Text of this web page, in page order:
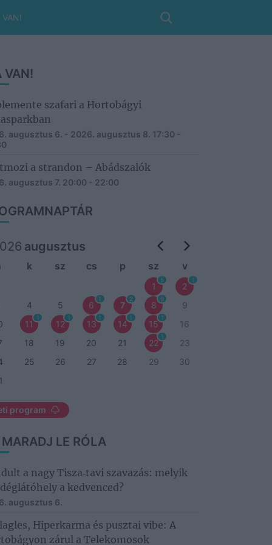
VAN!
VAN!
szafari a Hortobágyi
augusztus 6. - 2026. augusztus 8. 17:30 -
a strandon – Abádszalók
augusztus 7. 20:00 - 22:00
augusztus
k sz cs p sz v
1
5
2
1
4 5 6
1
7
2
8
9
9
11
1
12
1
13
1
14
1
15
1
16
18 19 20 21 22
1
23
25 26 27 28 29
30
program
MARADJ LE RÓLA
a nagy Tisza‑tavi szavazás: melyik
a kedvenced?
augusztus 6.
Hiperkarma és pusztai vibe: A
zárul a Telekomosok